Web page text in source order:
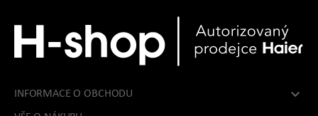
INFORMACE O OBCHODU 